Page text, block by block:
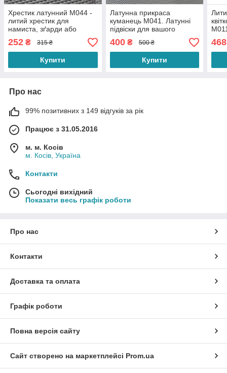
Хрестик латунний M044 -
литий хрестик для
намиста, зґарди або
ланцюжка
252 ₴ 315 ₴
Купити
Латунна прикраса
куманець M041. Латунні
підвіски для вашого
намиста з українським
характером.
400₴ 500 ₴
Купити
для
468
Про нас
99% позитивних з 149 відгуків за рік
Працює з 31.05.2016
м. м. Косів
м. Косів, Україна
Контакти
Сьогодні вихідний
Показати весь графік роботи
Про нас
Контакти
Доставка та оплата
Графік роботи
Повна версія сайту
Сайт створено на маркетплейсі Prom.ua